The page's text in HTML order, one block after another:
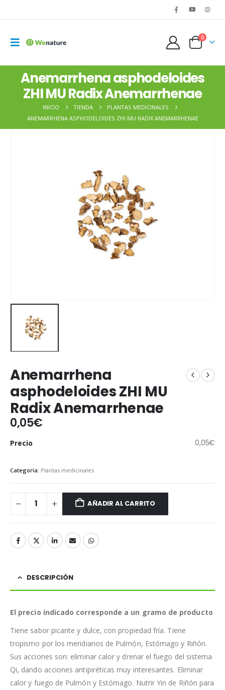
0
Anemarrhena asphodeloides
ZHI MU Radix Anemarrhenae
INICIO TIENDA
PLANTAS MEDICINALES
ANEMARRHENA ASPHODELOIDES ZHI MU RADIX ANEMARRHENAE
Anemarrhena
asphodeloides ZHI MU
Radix Anemarrhenae
0,05€
Precio 0,05€
Categoría: Plantas medicinales
AÑADIR AL CARRITO
DESCRIPCIÓN
El precio indicado corresponde a un gramo de producto
Tiene sabor picante y dulce, con propiedad fría. Tiene
tropismo por los meridianos de Pulmón, Estómago y Riñón.
Sus acciones son: eliminar calor y drenar el fuego del sistema
Qi, dando acciones antipiréticas muy interesantes. Eliminar
calor y fuego de Pulmón y Estómago. Nutrir Yin de Riñón para